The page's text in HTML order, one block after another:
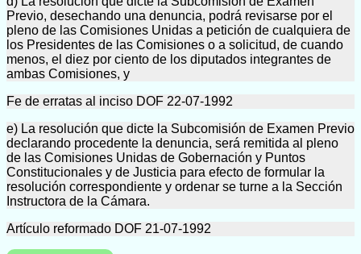
Previo, desechando una denuncia, podrá revisarse por el
pleno de las Comisiones Unidas a petición de cualquiera de
los Presidentes de las Comisiones o a solicitud, de cuando
menos, el diez por ciento de los diputados integrantes de
ambas Comisiones, y
Fe de erratas al inciso DOF 22-07-1992
e) La resolución que dicte la Subcomisión de Examen Previo
declarando procedente la denuncia, será remitida al pleno
de las Comisiones Unidas de Gobernación y Puntos
Constitucionales y de Justicia para efecto de formular la
resolución correspondiente y ordenar se turne a la Sección
Instructora de la Cámara.
Artículo reformado DOF 21-07-1992